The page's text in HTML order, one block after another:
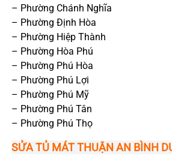
– Phường Chánh Nghĩa
– Phường Định Hòa
– Phường Hiệp Thành
– Phường Hòa Phú
– Phường Phú Hòa
– Phường Phú Lợi
– Phường Phú Mỹ
– Phường Phú Tân
– Phường Phú Thọ
SỬA TỦ MÁT THUẬN AN BÌNH